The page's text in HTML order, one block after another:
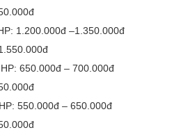
1.200.000đ –1.350.000đ
650.000đ – 700.000đ
550.000đ – 650.000đ